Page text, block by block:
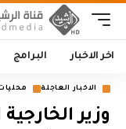
اخر الاخبار البرامج
الاخبار العاجلة
وزير